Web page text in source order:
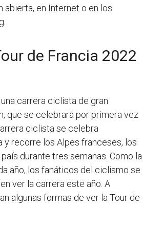
abierta, en Internet o en los
de Francia 2022
carrera ciclista de gran
que se celebrará por primera vez
ciclista se celebra
y recorre los Alpes franceses, los
durante tres semanas. Como la
año, los fanáticos del ciclismo se
ver la carrera este año. A
algunas formas de ver la Tour de